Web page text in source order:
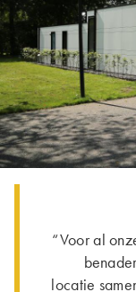
“Voor al
locatie